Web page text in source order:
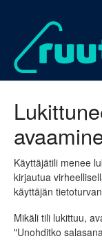
Käyttäjätili menee
kirjautua
käyttäjän
Mikäli tili lukittuu,
"Unohditko